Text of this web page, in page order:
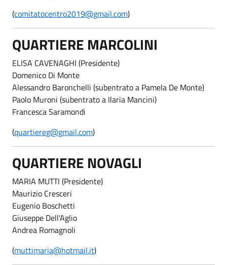
(comitatocentro2019@gmail.com)
QUARTIERE MARCOLINI
ELISA CAVENAGHI (Presidente)
Domenico Di Monte
Alessandro Baronchelli (subentrato a Pamela De Monte)
Paolo Muroni (subentrato a Ilaria Mancini)
Francesca Saramondi
(quartiereg@gmail.com)
QUARTIERE NOVAGLI
MARIA MUTTI (Presidente)
Maurizio Cresceri
Eugenio Boschetti
Giuseppe Dell'Aglio
Andrea Romagnoli
(muttimaria@hotmail.it)